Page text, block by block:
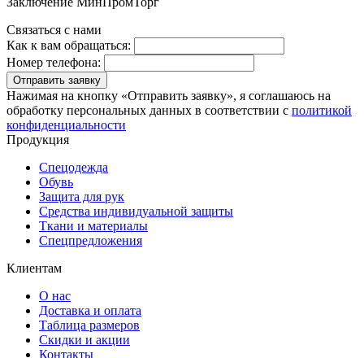
Связаться с нами
Как к вам обращаться:
Номер телефона:
Отправить заявку
Нажимая на кнопку «Отправить заявку», я соглашаюсь на
обработку персональных данных в соответствии с политикой
конфиденциальности
Продукция
Спецодежда
Обувь
Защита для рук
Средства индивидуальной защиты
Ткани и материалы
Спецпредложения
Клиентам
О нас
Доставка и оплата
Таблица размеров
Скидки и акции
Контакты